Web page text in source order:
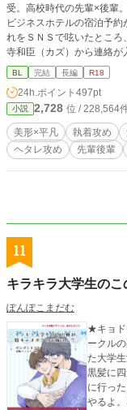
受。高校時代の先輩×後輩。 ブラック企業勤めの相田多紀（タキ）は、出張先の
ビジネスホテルの宿泊予
れをＳＮＳで呟いたとこ
寺和臣（カズ）から連絡が
ルの同じ部屋に泊まらせて
て……。 真夜中。寝ぼけて
言う。 「わかってる。わ
い」 ヘタレでストーカー気味の、受を好きすぎる攻による、ノンケ受への強制
性交もの。 痛い系ではな
が、全体的にR18。 エロ
ッピーエンドです。 各章の最終話には
ンケ受 / ちょっとアホの子
淫語 / アナル舐め / 中出し / 玩具
め / 一部番外編にリバあり / ◆登場人物（第一部第一話時点） 相田多紀 …受、
24歳、167cm、平凡、高
関私大
BL 完結 長編 R18
24h.ポイント 497pt
小説 2,728 位 / 228,564
美形×平凡 執着攻め
ヘタレ攻め
先輩後輩
11
キラキラ大学生の
ぽんぽこまだむ
★キョド
ークル
た大学
黒髪に
に行っ
やるよ